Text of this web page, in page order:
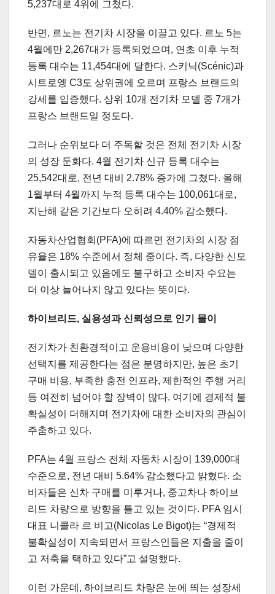
5,237대로 4위에 그쳤다.
반면, 르노는 전기차 시장을 이끌고 있다. 르노 5는
4월에만 2,267대가 등록되었으며, 연초 이후 누적
등록 대수는 11,454대에 달한다. 스키닉(Scénic)과
시트로엥 C3도 상위권에 오르며 프랑스 브랜드의
강세를 입증했다. 상위 10개 전기차 모델 중 7개가
프랑스 브랜드일 정도다.
그러나 순위보다 더 주목할 것은 전체 전기차 시장
의 성장 둔화다. 4월 전기차 신규 등록 대수는
25,542대로, 전년 대비 2.78% 증가에 그쳤다. 올해
1월부터 4월까지 누적 등록 대수는 100,061대로,
지난해 같은 기간보다 오히려 4.40% 감소했다.
자동차산업협회(PFA)에 따르면 전기차의 시장 점
유율은 18% 수준에서 정체 중이다. 즉, 다양한 신모
델이 출시되고 있음에도 불구하고 소비자 수요는
더 이상 늘어나지 않고 있다는 뜻이다.
하이브리드, 실용성과 신뢰성으로 인기 몰이
전기차가 친환경적이고 운용비용이 낮으며 다양한
선택지를 제공한다는 점은 분명하지만, 높은 초기
구매 비용, 부족한 충전 인프라, 제한적인 주행 거리
등 여전히 넘어야 할 장벽이 많다. 여기에 경제적 불
확실성이 더해지며 전기차에 대한 소비자의 관심이
주춤하고 있다.
PFA는 4월 프랑스 전체 자동차 시장이 139,000대
수준으로, 전년 대비 5.64% 감소했다고 밝혔다. 소
비자들은 신차 구매를 미루거나, 중고차나 하이브
리드 차량으로 방향을 틀고 있는 것이다. PFA 임시
대표 니콜라 르 비고(Nicolas Le Bigot)는 “경제적
불확실성이 지속되면서 프랑스인들은 지출을 줄이
고 저축을 택하고 있다”고 설명했다.
이런 가운데, 하이브리드 차량은 눈에 띄는 성장세